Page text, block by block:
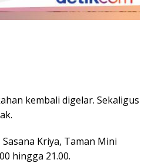
kembali digelar. Sekaligus
Kriya, Taman Mini
hingga 21.00.